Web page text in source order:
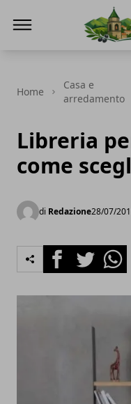
Home
Casa e
arredamento
Libreria
come
di Redazione28/07/
FacebookTwitter